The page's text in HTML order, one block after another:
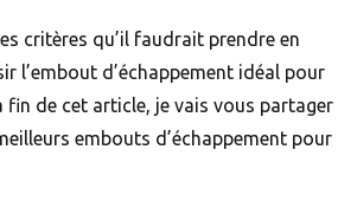
critères qu’il faudrait prendre en
l’embout d’échappement idéal pour
fin de cet article, je vais vous partager
embouts d’échappement pour